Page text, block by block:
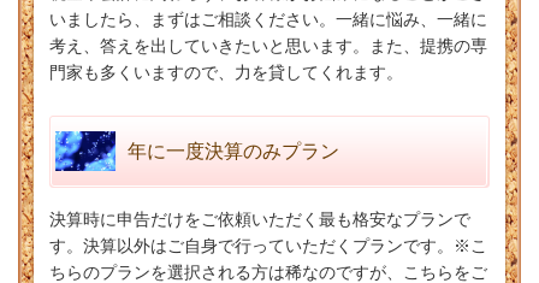
いましたら、まずはご相談ください。一緒に悩み、一緒に
考え、答えを出していきたいと思います。また、提携の専
門家も多くいますので、力を貸してくれます。
年に一度決算のみプラン
決算時に申告だけをご依頼いただく最も格安なプランで
す。決算以外はご自身で行っていただくプランです。※こ
ちらのプランを選択される方は稀なのですが、こちらをご